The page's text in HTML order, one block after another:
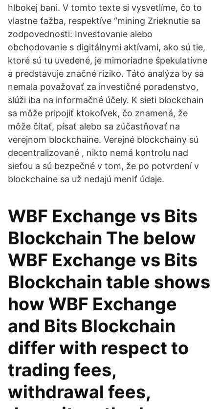
hlbokej bani. V tomto texte si vysvetlíme, čo to
vlastne ťažba, respektíve “mining Zrieknutie sa
zodpovednosti: Investovanie alebo
obchodovanie s digitálnymi aktívami, ako sú tie,
ktoré sú tu uvedené, je mimoriadne špekulatívne
a predstavuje značné riziko. Táto analýza by sa
nemala považovať za investičné poradenstvo,
slúži iba na informačné účely. K sieti blockchain
sa môže pripojiť ktokoľvek, čo znamená, že
môže čítať, písať alebo sa zúčastňovať na
verejnom blockchaine. Verejné blockchainy sú
decentralizované , nikto nemá kontrolu nad
sieťou a sú bezpečné v tom, že po potvrdení v
blockchaine sa už nedajú meniť údaje.
WBF Exchange vs Bits
Blockchain The below
WBF Exchange vs Bits
Blockchain table shows
how WBF Exchange
and Bits Blockchain
differ with respect to
trading fees,
withdrawal fees,